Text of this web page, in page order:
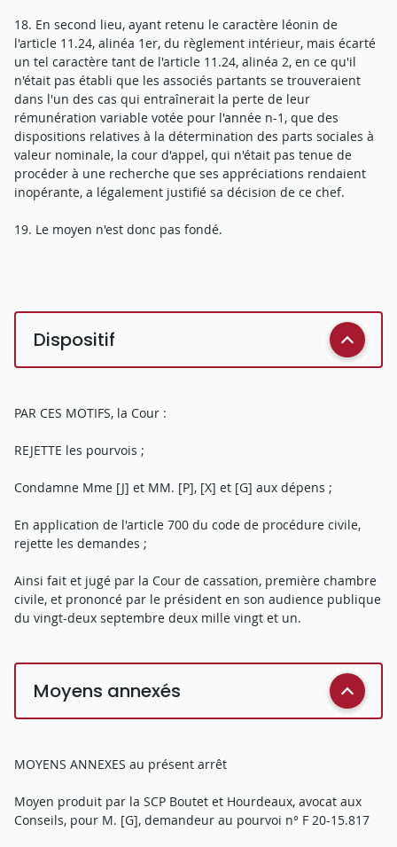
18. En second lieu, ayant retenu le caractère léonin de
l'article 11.24, alinéa 1er, du règlement intérieur, mais écarté
un tel caractère tant de l'article 11.24, alinéa 2, en ce qu'il
n'était pas établi que les associés partants se trouveraient
dans l'un des cas qui entraînerait la perte de leur
rémunération variable votée pour l'année n-1, que des
dispositions relatives à la détermination des parts sociales à
valeur nominale, la cour d'appel, qui n'était pas tenue de
procéder à une recherche que ses appréciations rendaient
inopérante, a légalement justifié sa décision de ce chef.
19. Le moyen n'est donc pas fondé.
Dispositif
PAR CES MOTIFS, la Cour :
REJETTE les pourvois ;
Condamne Mme [J] et MM. [P], [X] et [G] aux dépens ;
En application de l'article 700 du code de procédure civile,
rejette les demandes ;
Ainsi fait et jugé par la Cour de cassation, première chambre
civile, et prononcé par le président en son audience publique
du vingt-deux septembre deux mille vingt et un.
Moyens annexés
MOYENS ANNEXES au présent arrêt
Moyen produit par la SCP Boutet et Hourdeaux, avocat aux
Conseils, pour M. [G], demandeur au pourvoi n° F 20-15.817